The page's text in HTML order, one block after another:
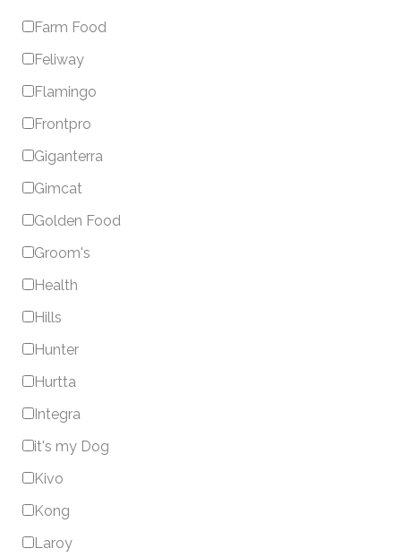
Farm Food
Feliway
Flamingo
Frontpro
Giganterra
Gimcat
Golden Food
Groom's
Health
Hills
Hunter
Hurtta
Integra
it's my Dog
Kivo
Kong
Laroy